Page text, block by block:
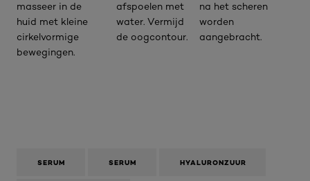
masseer in de
huid met kleine
cirkelvormige
bewegingen.
afspoelen met
water. Vermijd
de oogcontour.
na het scheren
worden
aangebracht.
SERUM SERUM HYALURONZUUR